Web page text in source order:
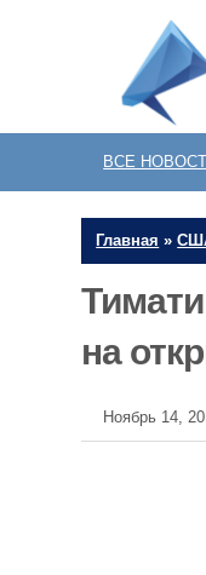
ВСЕ
Главная »
на
Ноябрь 14,